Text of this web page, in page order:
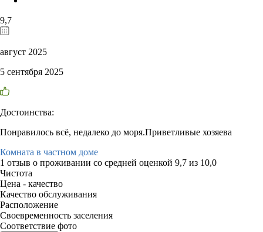
9,7
август 2025
5 сентября 2025
Достоинства:
Понравилось всё, недалеко до моря.Приветливые хозяева
Комната в частном доме
1 отзыв о проживании со средней оценкой 9,7 из 10,0
Чистота
Цена - качество
Качество обслуживания
Расположение
Своевременность заселения
Соответствие фото